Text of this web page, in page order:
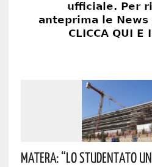
Matera: “Lo Studentato